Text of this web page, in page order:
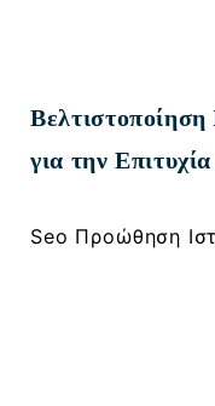
για την
Seo Προώθηση